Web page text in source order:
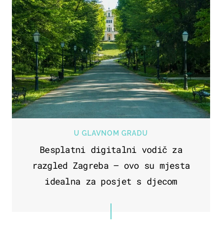
U GLAVNOM GRADU
Besplatni digitalni vodič za
razgled Zagreba – ovo su mjesta
idealna za posjet s djecom